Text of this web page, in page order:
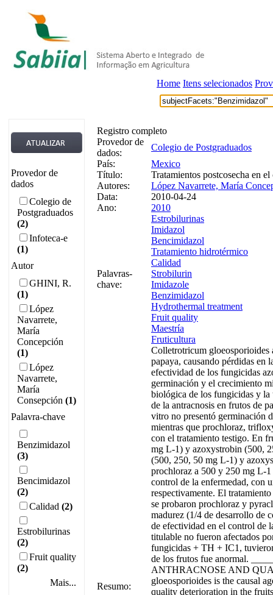
Home Itens selecionados
Provedor de
dados
Colegio de
Postgraduados
(2)
Infoteca-e
(1)
Autor
GHINI, R.
(1)
López
Navarrete,
María
Concepción
(1)
López
Navarrete,
María
Consepción (1)
Palavra-chave
Benzimidazol
(3)
Bencimidazol
(2)
Calidad (2)
Estrobilurinas
(2)
Fruit quality
(2)
Mais...
Registro completo
Provedor de
dados:
Colegio de Postgraduados
País:
Mexico
Título:
Tratamientos postcosecha en
Autores:
López Navarrete, María
Data:
2010-04-24
Ano:
2010
Palavras-
chave:
Estrobilurinas
Imidazol
Bencimidazol
Tratamiento hidrotérmico
Calidad
Strobilurin
Imidazole
Benzimidazol
Hydrothermal treatment
Fruit quality
Maestría
Fruticultura
Resumo:
Colletrotricum gloeosporioides
papaya, causando pérdidas en
efectividad de los fungicidas
germinación y el crecimiento
biológica de los fungicidas y
de la antracnosis en frutos de
vitro no presentó germinación
mientras que prochloraz,
con el tratamiento testigo. En
mg L-1) y azoxystrobin (500,
(500, 250, 50 mg L-1) y
prochloraz a 500 y 250 mg L-
control de la enfermedad, con
respectivamente. El
se probaron prochloraz y
madurez (1/4 de desarrollo de
de efectividad en el control de
titulable no fueron afectados
fungicidas + TH + IC1,
de los frutos fue anormal.
ANTHRACNOSE AND
gloeosporioides is the causal
quality deterioration in the